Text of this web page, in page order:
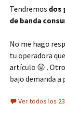
Tendremos dos
de banda
No me hago
tu operadora
artículo 😛 .
bajo demanda
Ver todos los